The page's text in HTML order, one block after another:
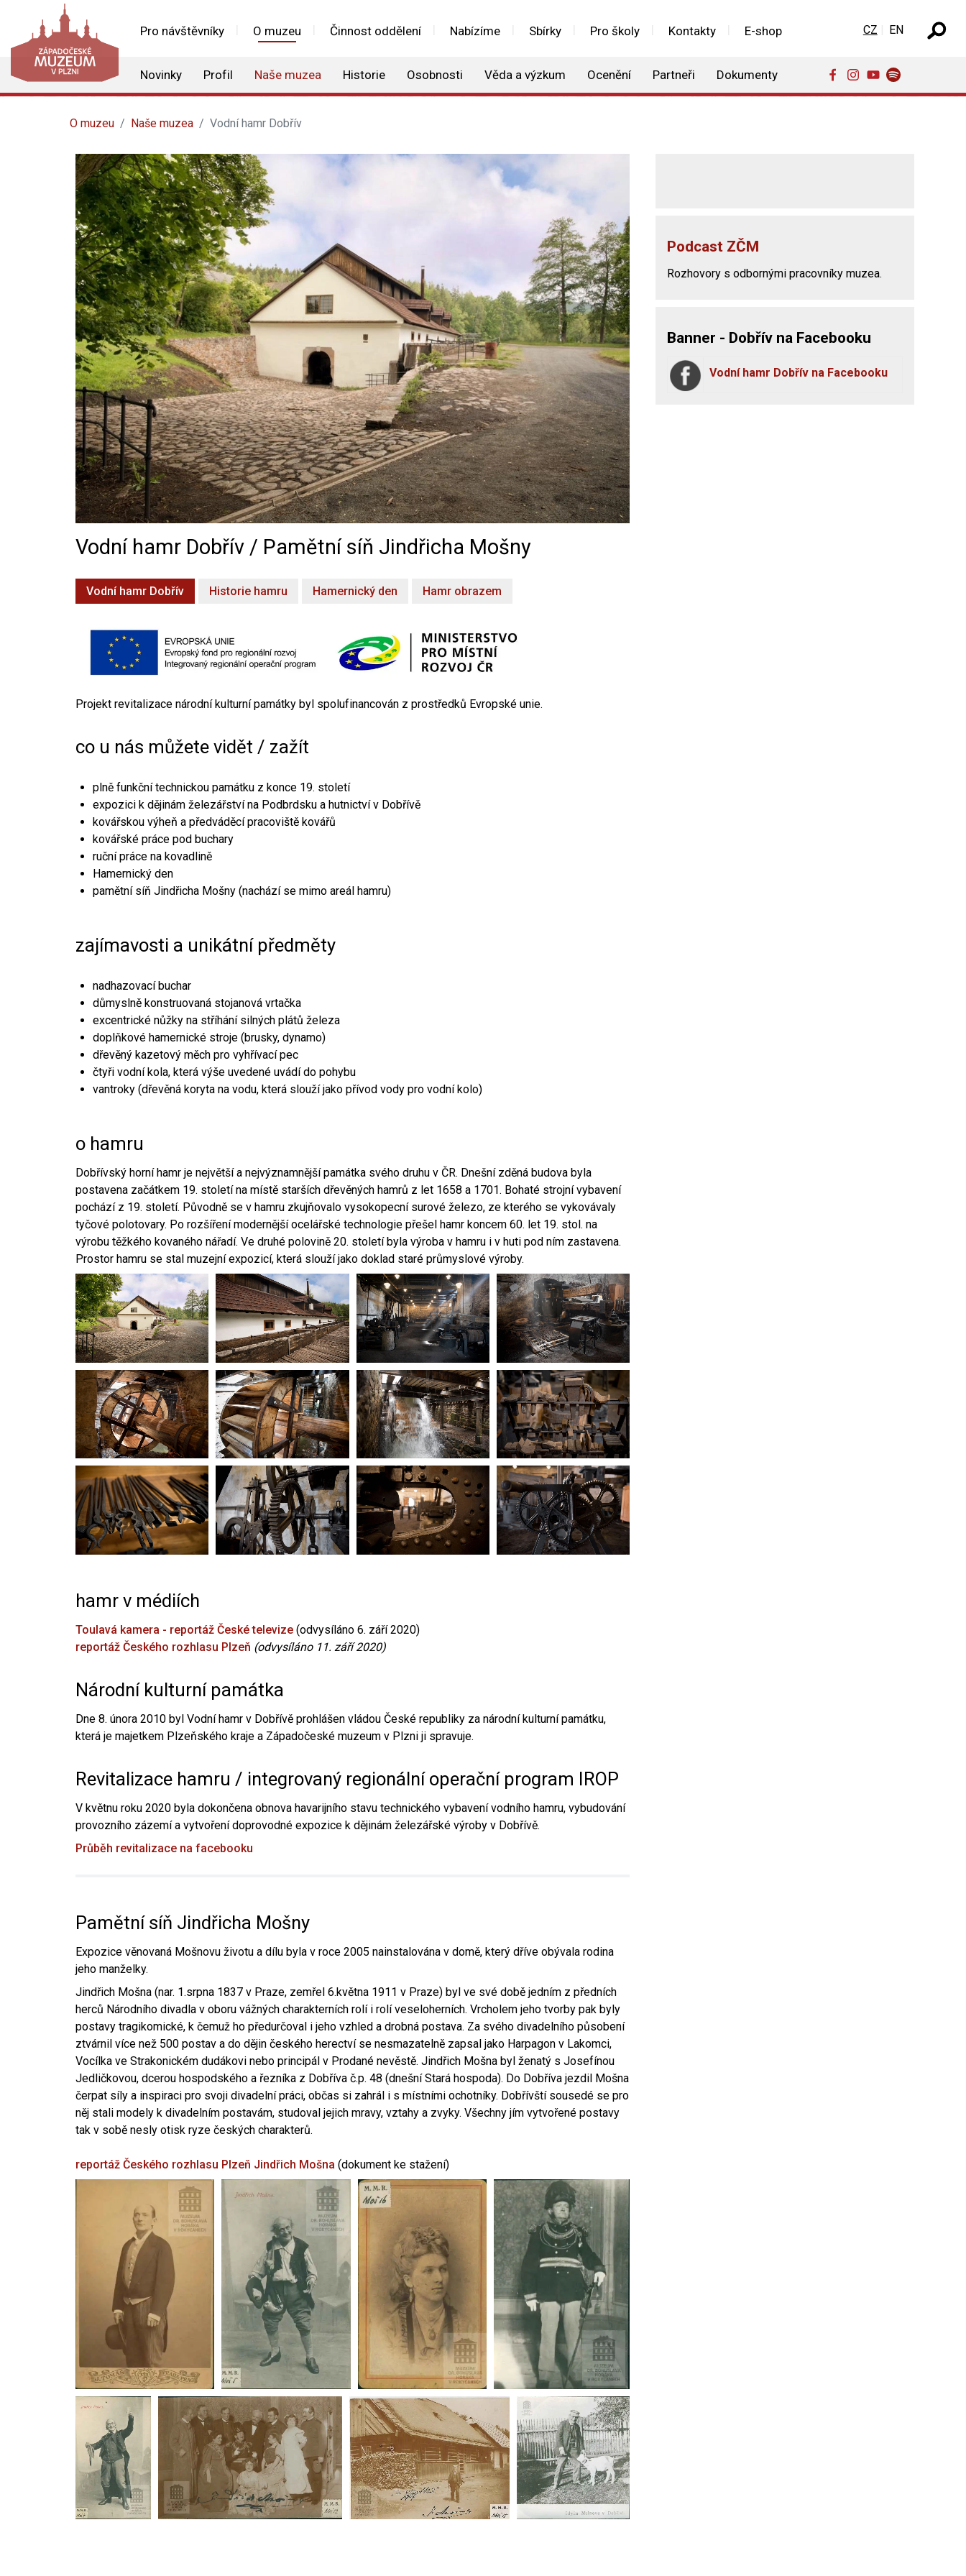
Pro návštěvníky O muzeu Činnost oddělení Nabízíme Sbírky Pro školy Kontakty E-shop
Novinky Profil Naše muzea Historie Osobnosti Věda a výzkum Ocenění Partneři Dokumenty
Zvolte jazyk
CZ EN
O muzeu Naše muzea Vodní hamr Dobřív
Vodní hamr Dobřív / Pamětní síň Jindřicha Mošny
Vodní hamr Dobřív Historie hamru Hamernický den Hamr obrazem
Projekt revitalizace národní kulturní památky byl spolufinancován z prostředků Evropské unie.
co u nás můžete vidět / zažít
plně funkční technickou památku z konce 19. století
expozici k dějinám železářství na Podbrdsku a hutnictví v Dobřívě
kovářskou výheň a předváděcí pracoviště kovářů
kovářské práce pod buchary
ruční práce na kovadlině
Hamernický den
pamětní síň Jindřicha Mošny (nachází se mimo areál hamru)
zajímavosti a unikátní předměty
nadhazovací buchar
důmyslně konstruovaná stojanová vrtačka
excentrické nůžky na stříhání silných plátů železa
doplňkové hamernické stroje (brusky, dynamo)
dřevěný kazetový měch pro vyhřívací pec
čtyři vodní kola, která výše uvedené uvádí do pohybu
vantroky (dřevěná koryta na vodu, která slouží jako přívod vody pro vodní kolo)
o hamru
Dobřívský horní hamr je největší a nejvýznamnější památka svého druhu v ČR. Dnešní zděná budova byla
postavena začátkem 19. století na místě starších dřevěných hamrů z let 1658 a 1701. Bohaté strojní vybavení
pochází z 19. století. Původně se v hamru zkujňovalo vysokopecní surové železo, ze kterého se vykovávaly
tyčové polotovary. Po rozšíření modernější ocelářské technologie přešel hamr koncem 60. let 19. stol. na
výrobu těžkého kovaného nářadí. Ve druhé polovině 20. století byla výroba v hamru i v huti pod ním zastavena.
Prostor hamru se stal muzejní expozicí, která slouží jako doklad staré průmyslové výroby.
hamr v médiích
Toulavá kamera - reportáž České televize (odvysíláno 6. září 2020)
reportáž Českého rozhlasu Plzeň (odvysíláno 11. září 2020)
Národní kulturní památka
Dne 8. února 2010 byl Vodní hamr v Dobřívě prohlášen vládou České republiky za národní kulturní památku,
která je majetkem Plzeňského kraje a Západočeské muzeum v Plzni ji spravuje.
Revitalizace hamru / integrovaný regionální operační program IROP
V květnu roku 2020 byla dokončena obnova havarijního stavu technického vybavení vodního hamru, vybudování
provozního zázemí a vytvoření doprovodné expozice k dějinám železářské výroby v Dobřívě.
Průběh revitalizace na facebooku
Pamětní síň Jindřicha Mošny
Expozice věnovaná Mošnovu životu a dílu byla v roce 2005 nainstalována v domě, který dříve obývala rodina
jeho manželky.
Jindřich Mošna (nar. 1.srpna 1837 v Praze, zemřel 6.května 1911 v Praze) byl ve své době jedním z předních
herců Národního divadla v oboru vážných charakterních rolí i rolí veseloherních. Vrcholem jeho tvorby pak byly
postavy tragikomické, k čemuž ho předurčoval i jeho vzhled a drobná postava. Za svého divadelního působení
ztvárnil více než 500 postav a do dějin českého herectví se nesmazatelně zapsal jako Harpagon v Lakomci,
Vocílka ve Strakonickém dudákovi nebo principál v Prodané nevěstě. Jindřich Mošna byl ženatý s Josefínou
Jedličkovou, dcerou hospodského a řezníka z Dobříva č.p. 48 (dnešní Stará hospoda). Do Dobříva jezdil Mošna
čerpat síly a inspiraci pro svoji divadelní práci, občas si zahrál i s místními ochotníky. Dobřívští sousedé se pro
něj stali modely k divadelním postavám, studoval jejich mravy, vztahy a zvyky. Všechny jím vytvořené postavy
tak v sobě nesly otisk ryze českých charakterů.
reportáž Českého rozhlasu Plzeň Jindřich Mošna (dokument ke stažení)
Podcast ZČM
Rozhovory s odbornými pracovníky muzea.
Banner - Dobřív na Facebooku
Vodní hamr Dobřív na Facebooku